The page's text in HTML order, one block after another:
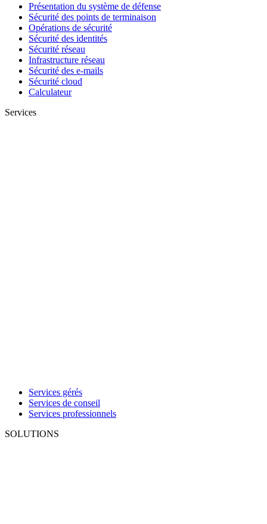
Présentation du système de défense
Sécurité des points de terminaison
Opérations de sécurité
Sécurité des identités
Sécurité réseau
Infrastructure réseau
Sécurité des e-mails
Sécurité cloud
Calculateur
Services
Services gérés
Services de conseil
Services professionnels
SOLUTIONS